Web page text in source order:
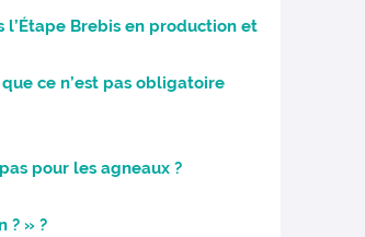
l’Étape Brebis en production et
ce n’est pas obligatoire
pour les agneaux ?
? » ?